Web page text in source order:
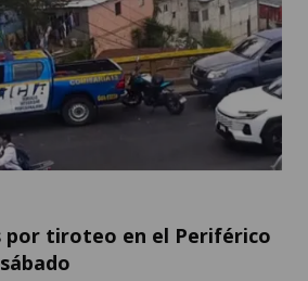
por tiroteo en el Periférico